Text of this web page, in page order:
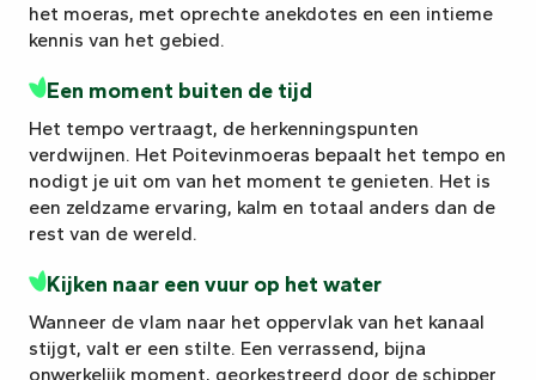
het moeras, met oprechte anekdotes en een intieme
kennis van het gebied.
Een moment buiten de tijd
Het tempo vertraagt, de herkenningspunten
verdwijnen. Het Poitevinmoeras bepaalt het tempo en
nodigt je uit om van het moment te genieten. Het is
een zeldzame ervaring, kalm en totaal anders dan de
rest van de wereld.
Kijken naar een vuur op het water
Wanneer de vlam naar het oppervlak van het kanaal
stijgt, valt er een stilte. Een verrassend, bijna
onwerkelijk moment, georkestreerd door de schipper